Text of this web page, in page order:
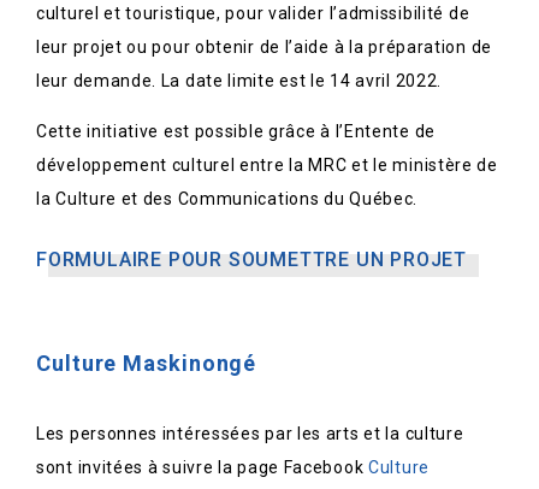
culturel et touristique, pour valider l’admissibilité de
leur projet ou pour obtenir de l’aide à la préparation de
leur demande. La date limite est le 14 avril 2022.
Cette initiative est possible grâce à l’Entente de
développement culturel entre la MRC et le ministère de
la Culture et des Communications du Québec.
FORMULAIRE POUR SOUMETTRE UN PROJET
Culture Maskinongé
Les personnes intéressées par les arts et la culture
sont invitées à suivre la page Facebook Culture